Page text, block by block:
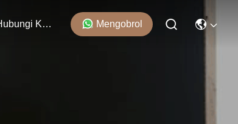
Hubungi Kami Mengobrol